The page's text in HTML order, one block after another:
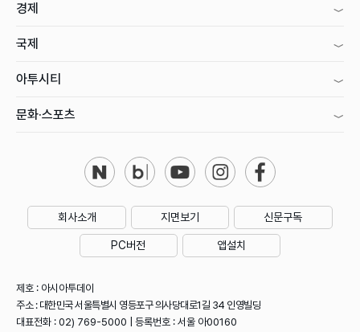
경제
국제
아투시티
문화·스포츠
회사소개 지면보기 신문구독
PC버전 앱설치
제호 : 아시아투데이
주소 : 대한민국 서울특별시 영등포구 의사당대로1길 34 인영빌딩
대표전화 : 02) 769-5000 | 등록번호 : 서울 아00160